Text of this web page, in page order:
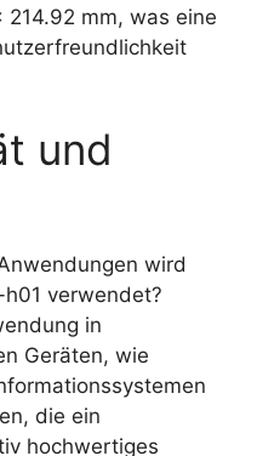
mm, was eine
und
wird
verwendet?
in
Geräten, wie
die ein
hochwertiges